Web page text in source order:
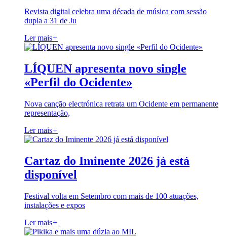
Revista digital celebra uma década de música com sessão
dupla a 31 de Ju
Ler mais+
LÍQUEN apresenta novo single
«Perfil do Ocidente»
Nova canção electrónica retrata um Ocidente em permanente
representação,
Ler mais+
Cartaz do Iminente 2026 já está
disponível
Festival volta em Setembro com mais de 100 atuações,
instalações e expos
Ler mais+